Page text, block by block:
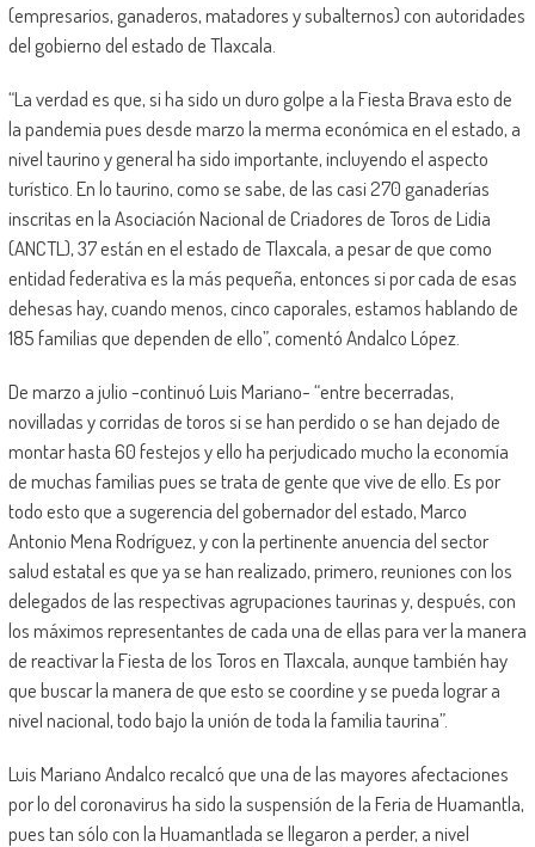
(empresarios, ganaderos, matadores y subalternos) con autoridades
del gobierno del estado de Tlaxcala.
“La verdad es que, si ha sido un duro golpe a la Fiesta Brava esto de
la pandemia pues desde marzo la merma económica en el estado, a
nivel taurino y general ha sido importante, incluyendo el aspecto
turístico. En lo taurino, como se sabe, de las casi 270 ganaderías
inscritas en la Asociación Nacional de Criadores de Toros de Lidia
(ANCTL), 37 están en el estado de Tlaxcala, a pesar de que como
entidad federativa es la más pequeña, entonces si por cada de esas
dehesas hay, cuando menos, cinco caporales, estamos hablando de
185 familias que dependen de ello”, comentó Andalco López.
De marzo a julio -continuó Luis Mariano- “entre becerradas,
novilladas y corridas de toros si se han perdido o se han dejado de
montar hasta 60 festejos y ello ha perjudicado mucho la economía
de muchas familias pues se trata de gente que vive de ello. Es por
todo esto que a sugerencia del gobernador del estado, Marco
Antonio Mena Rodríguez, y con la pertinente anuencia del sector
salud estatal es que ya se han realizado, primero, reuniones con los
delegados de las respectivas agrupaciones taurinas y, después, con
los máximos representantes de cada una de ellas para ver la manera
de reactivar la Fiesta de los Toros en Tlaxcala, aunque también hay
que buscar la manera de que esto se coordine y se pueda lograr a
nivel nacional, todo bajo la unión de toda la familia taurina”.
Luis Mariano Andalco recalcó que una de las mayores afectaciones
por lo del coronavirus ha sido la suspensión de la Feria de Huamantla,
pues tan sólo con la Huamantlada se llegaron a perder, a nivel